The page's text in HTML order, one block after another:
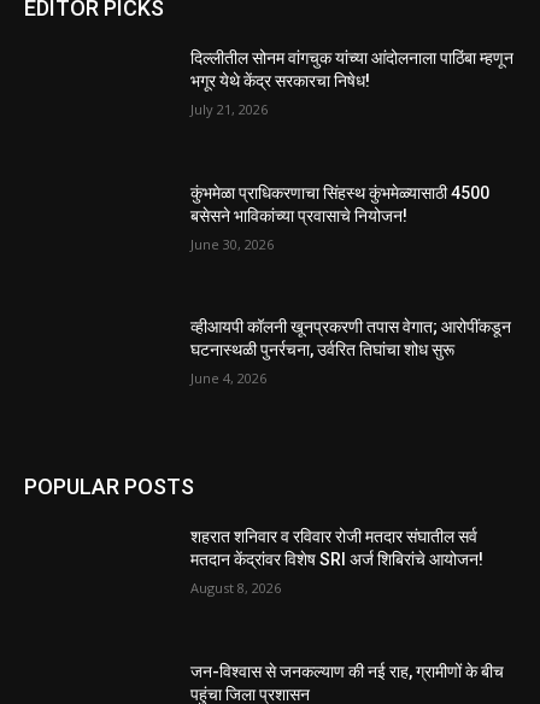
EDITOR PICKS
दिल्लीतील सोनम वांगचुक यांच्या आंदोलनाला पाठिंबा म्हणून
भगूर येथे केंद्र सरकारचा निषेध!
July 21, 2026
कुंभमेळा प्राधिकरणाचा सिंहस्थ कुंभमेळ्यासाठी 4500
बसेसने भाविकांच्या प्रवासाचे नियोजन!
June 30, 2026
व्हीआयपी कॉलनी खूनप्रकरणी तपास वेगात; आरोपींकडून
घटनास्थळी पुनर्रचना, उर्वरित तिघांचा शोध सुरू
June 4, 2026
POPULAR POSTS
शहरात शनिवार व रविवार रोजी मतदार संघातील सर्व
मतदान केंद्रांवर विशेष SRI अर्ज शिबिरांचे आयोजन!
August 8, 2026
जन-विश्वास से जनकल्याण की नई राह, ग्रामीणों के बीच
पहुंचा जिला प्रशासन